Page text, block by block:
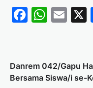
Facebook
Danrem 042/Gapu
Bersama Siswa/i se-